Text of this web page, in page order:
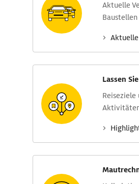
Aktuelle
Aktuelle
Lassen